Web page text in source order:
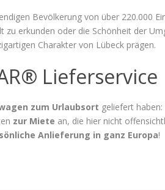
Bevölkerung von über 220.000
erkunden oder die Schönheit der
Charakter von Lübeck prägen.
Lieferservice
zum Urlaubsort geliefert
zur Miete an, die hier nicht
Anlieferung in ganz Europa!